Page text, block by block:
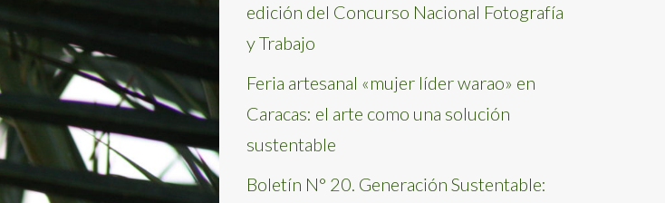
edición del Concurso Nacional Fotografía
y Trabajo
Feria artesanal «mujer líder warao» en
Caracas: el arte como una solución
sustentable
Boletín N° 20. Generación Sustentable: